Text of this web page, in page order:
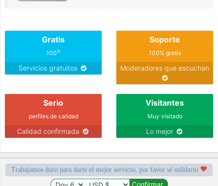
Gratis
100%
Servicios gratuitos
Soporte
100% gratis
Moderadores que escuchan
Serio
perfiles de calidad
Calidad confirmada
Visitantes
Muy visitado
Lo mejor
Trabajamos duro para darte el mejor servicio, por favor sé solidario